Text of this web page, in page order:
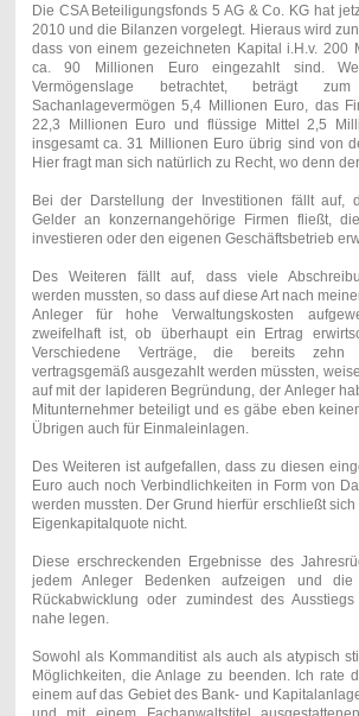
Die CSA Beteiligungsfonds 5 AG & Co. KG hat
2010 und die Bilanzen vorgelegt. Hieraus wird
dass von einem gezeichneten Kapital i.H.v. 200
ca. 90 Millionen Euro eingezahlt sind.
Vermögenslage betrachtet, beträgt
Sachanlagevermögen 5,4 Millionen Euro, das
22,3 Millionen Euro und flüssige Mittel 2,5
insgesamt ca. 31 Millionen Euro übrig sind von
Hier fragt man sich natürlich zu Recht, wo denn
Bei der Darstellung der Investitionen fällt auf,
Gelder an konzernangehörige Firmen fließt,
investieren oder den eigenen Geschäftsbetrieb
Des Weiteren fällt auf, dass viele
werden mussten, so dass auf diese Art nach
Anleger für hohe Verwaltungskosten
zweifelhaft ist, ob überhaupt ein Ertrag
Verschiedene Verträge, die bereits
vertragsgemäß ausgezahlt werden müssten,
auf mit der lapideren Begründung, der Anleger
Mitunternehmer beteiligt und es gäbe eben
Übrigen auch für Einmaleinlagen.
Des Weiteren ist aufgefallen, dass zu diesen
Euro auch noch Verbindlichkeiten in Form von
werden mussten. Der Grund hierfür erschließt
Eigenkapitalquote nicht.
Diese erschreckenden Ergebnisse des
jedem Anleger Bedenken aufzeigen und die
Rückabwicklung oder zumindest des
nahe legen.
Sowohl als Kommanditist als auch als atypisch
Möglichkeiten, die Anlage zu beenden. Ich rate
einem auf das Gebiet des Bank- und